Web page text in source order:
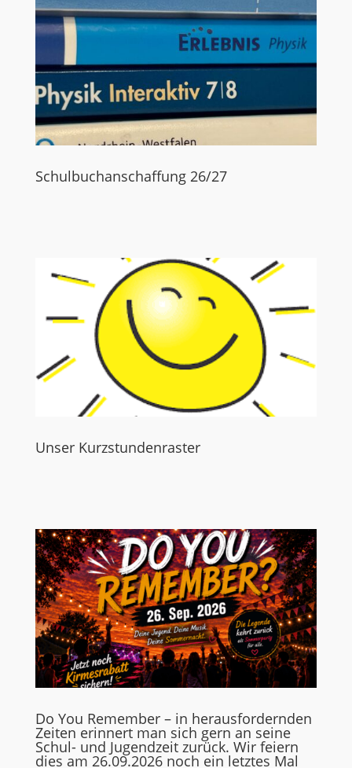
Schulbuchanschaffung 26/27
Unser Kurzstundenraster
Do You Remember – in herausfordernden
Zeiten erinnert man sich gern an seine
Schul- und Jugendzeit zurück. Wir feiern
dies am 26.09.2026 noch ein letztes Mal